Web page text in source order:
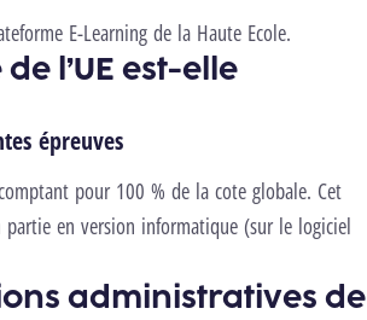
E-Learning de la Haute Ecole.
l’UE est-elle
épreuves
pour 100 % de la cote globale. Cet
en version informatique (sur le logiciel
administratives de